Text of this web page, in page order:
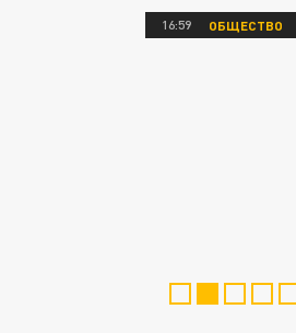
16:59 ОБЩЕСТВО